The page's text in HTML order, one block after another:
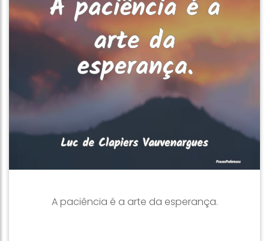
A paciência é a arte da esperança.